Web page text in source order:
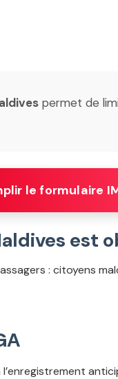
permet de
le formulaire
est
: citoyens